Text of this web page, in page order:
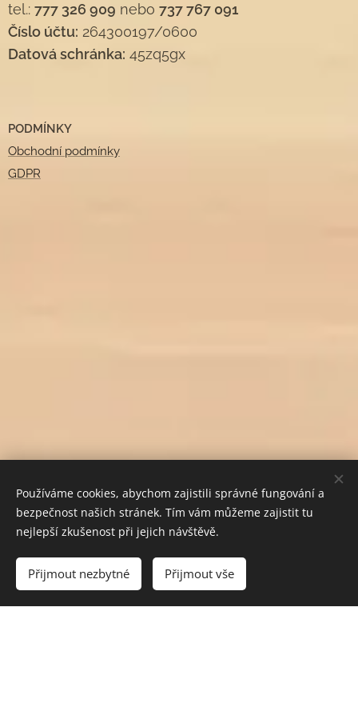
Vyprodáno
tel.: 777 326 909 nebo 737 767 091
Číslo účtu: 264300197/0600
Datová schránka: 45zq5gx
PODMÍNKY
Obchodní podmínky
GDPR
Používáme cookies, abychom zajistili správné fungování a
bezpečnost našich stránek. Tím vám můžeme zajistit tu
nejlepší zkušenost při jejich návštěvě.
Přijmout nezbytné Přijmout vše